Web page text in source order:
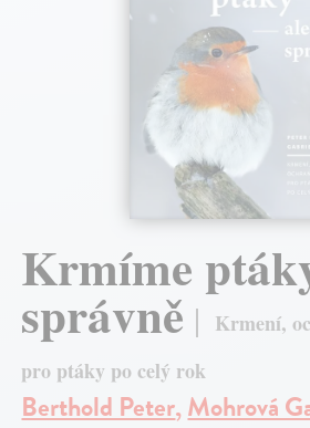
Krmíme
správně
Krmení,
pro ptáky po celý rok
Berthold Peter,Mohrová